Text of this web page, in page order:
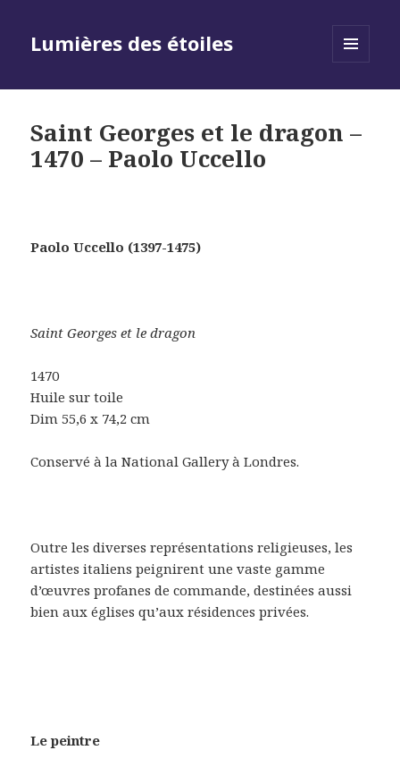
Lumières des étoiles
Saint Georges et le dragon –
1470 – Paolo Uccello
Paolo Uccello (1397-1475)
Saint Georges et le dragon
1470
Huile sur toile
Dim 55,6 x 74,2 cm
Conservé à la National Gallery à Londres.
Outre les diverses représentations religieuses, les
artistes italiens peignirent une vaste gamme
d’œuvres profanes de commande, destinées aussi
bien aux églises qu’aux résidences privées.
Le peintre